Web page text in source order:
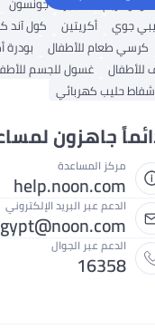
جوي أكريتين كول آند
كرسي طعام للأطفال
للأطفال
غسول للجسم
شفاط حليب كهربائي
جاهزون
مركز المساعدة
help.noon.com
الدعم عبر البريد الإلكتروني
الدعم عبر الجوال
16358